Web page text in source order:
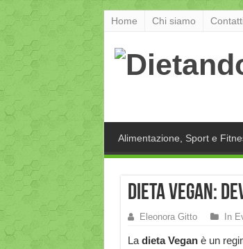
Home Chi siamo Contatti
Alimentazione, Sport e
Dieta Vegan:
Eleonora Gitto In
La dieta Veganè un